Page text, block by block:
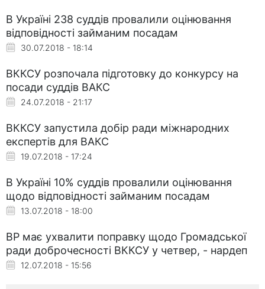
В Україні 238 суддів провалили оцінювання
відповідності займаним посадам
30.07.2018 - 18:14
ВККСУ розпочала підготовку до конкурсу на
посади суддів ВАКС
24.07.2018 - 21:17
ВККСУ запустила добір ради міжнародних
експертів для ВАКС
19.07.2018 - 17:24
В Україні 10% суддів провалили оцінювання
щодо відповідності займаним посадам
13.07.2018 - 18:00
ВР має ухвалити поправку щодо Громадської
ради доброчесності ВККСУ у четвер, - нардеп
12.07.2018 - 15:56